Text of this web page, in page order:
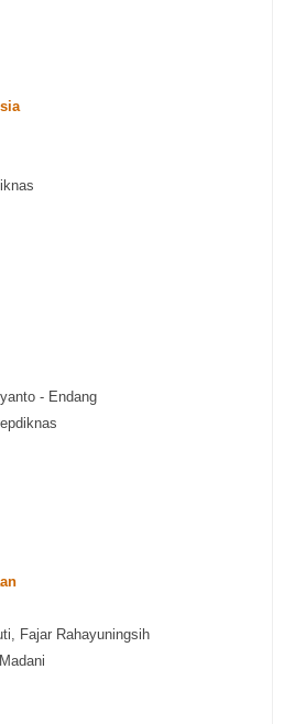
- Endang
Fajar Rahayuningsih